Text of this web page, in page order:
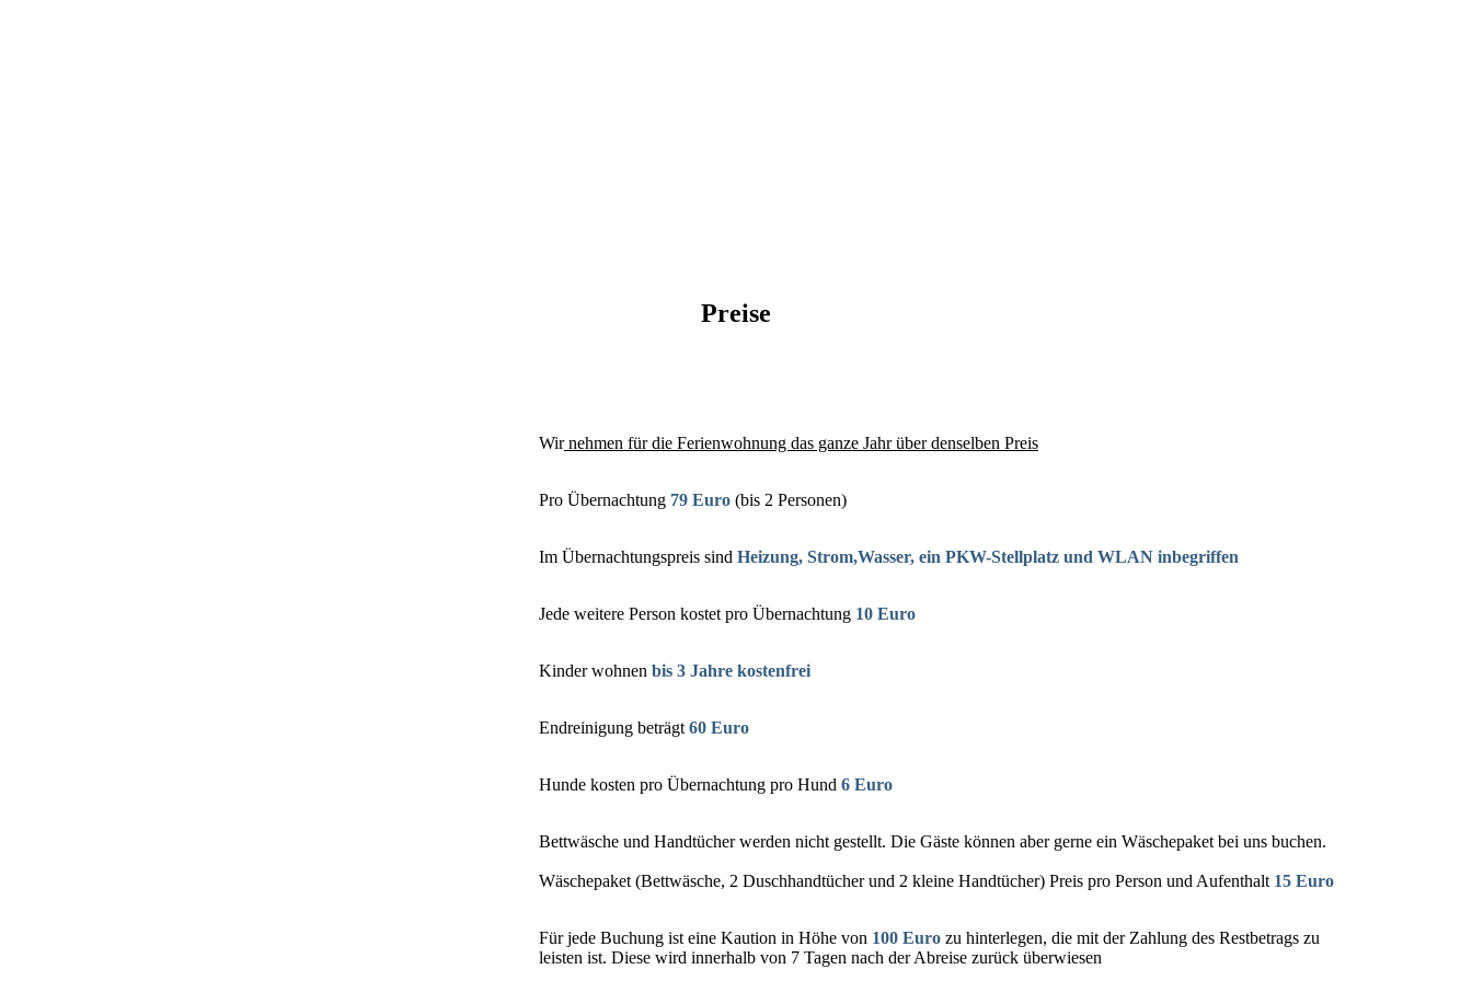
Preise
Wirnehmen für die Ferienwohnung das ganze Jahr über denselben Preis
Pro Übernachtung 79 Euro(bis 2 Personen)
Im Übernachtungspreis sind Heizung, Strom,Wasser, ein PKW-Stellplatz und WLAN inbegriffen
Jede weitere Person kostet pro Übernachtung 10 Euro
Kinder wohnen bis 3 Jahre kostenfrei
Endreinigung beträgt 60 Euro
Hunde kosten pro Übernachtung pro Hund 6 Euro
Bettwäsche und Handtücher werden nicht gestellt. Die Gäste können aber gerne ein Wäschepaket bei uns buchen.
Wäschepaket (Bettwäsche, 2 Duschhandtücher und 2 kleine Handtücher) Preis pro Person und Aufenthalt 15 Euro
Für jede Buchung ist eine Kaution in Höhe von 100 Eurozu hinterlegen, die mit der Zahlung des Restbetrags zu
leisten ist. Diese wird innerhalb von 7 Tagen nach der Abreise zurück überwiesen